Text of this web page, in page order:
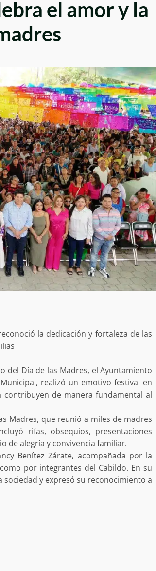
el amor y la
la dedicación y fortaleza de las
del Día de las Madres, el Ayuntamiento
realizó un emotivo festival en
de manera fundamental al
Madres, que reunió a miles de madres
rifas, obsequios, presentaciones
de alegría y convivencia familiar.
Benítez Zárate, acompañada por la
por integrantes del Cabildo. En su
y expresó su reconocimiento a
Ciudad Salud: justicia social para Oaxaca
5 agosto 2026